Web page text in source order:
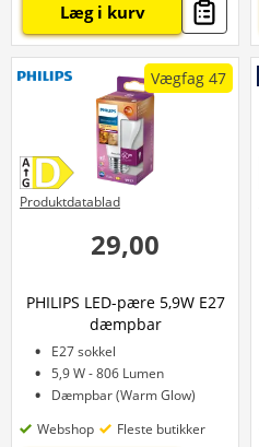
Læg i kurv
Vægfag 47
29,00
PHILIPS LED-pære 5,9W E27
dæmpbar
E27 sokkel
5,9 W - 806 Lumen
Dæmpbar (Warm Glow)
Produktdatablad
Webshop Fleste butikker